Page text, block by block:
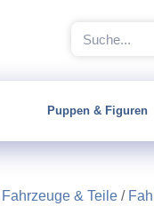
Puppen & Figuren
Fahrzeuge & Teile /